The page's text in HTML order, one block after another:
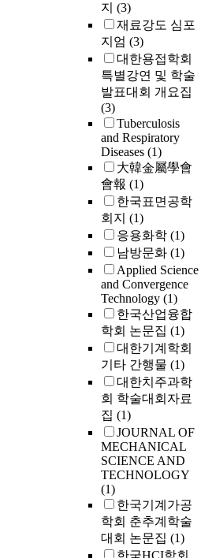
지 (3)
재료강도 심포
지엄 (3)
대한용접학회
특별강연 및 학술
발표대회 개요집
(3)
Tuberculosis
and Respiratory
Diseases (1)
大韓金屬學會
會報 (1)
한국표면공학
회지 (1)
응용화학 (1)
남방문화 (1)
Applied Science
and Convergence
Technology (1)
한국산업융합
학회 논문집 (1)
대한기계학회
기타 간행물 (1)
대한치주과학
회 학술대회자료
집 (1)
JOURNAL OF
MECHANICAL
SCIENCE AND
TECHNOLOGY
(1)
한국기계가공
학회 춘추계학술
대회 논문집 (1)